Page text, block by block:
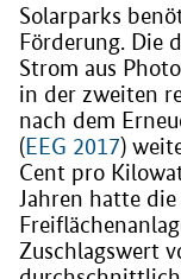
Solarparks
Förderung. Die
Strom aus
in der zweiten
nach dem
(EEG 2017)
Cent pro
Jahren hatte
Zuschlagswert